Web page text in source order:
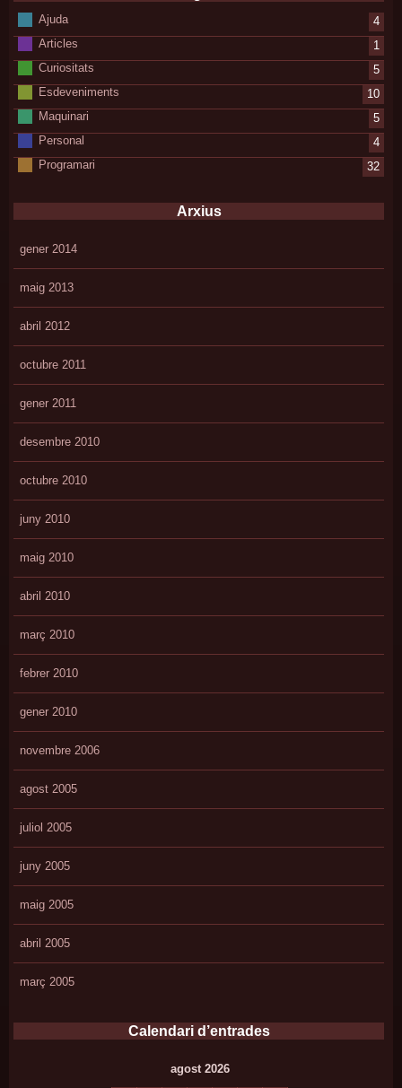
Ajuda
4
Articles
1
Curiositats
5
Esdeveniments
10
Maquinari
5
Personal
4
Programari
32
Arxius
gener 2014
maig 2013
abril 2012
octubre 2011
gener 2011
desembre 2010
octubre 2010
juny 2010
maig 2010
abril 2010
març 2010
febrer 2010
gener 2010
novembre 2006
agost 2005
juliol 2005
juny 2005
maig 2005
abril 2005
març 2005
Calendari d’entrades
agost 2026